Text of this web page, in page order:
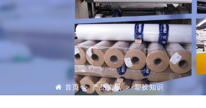
首页 产品资讯 塑胶知识